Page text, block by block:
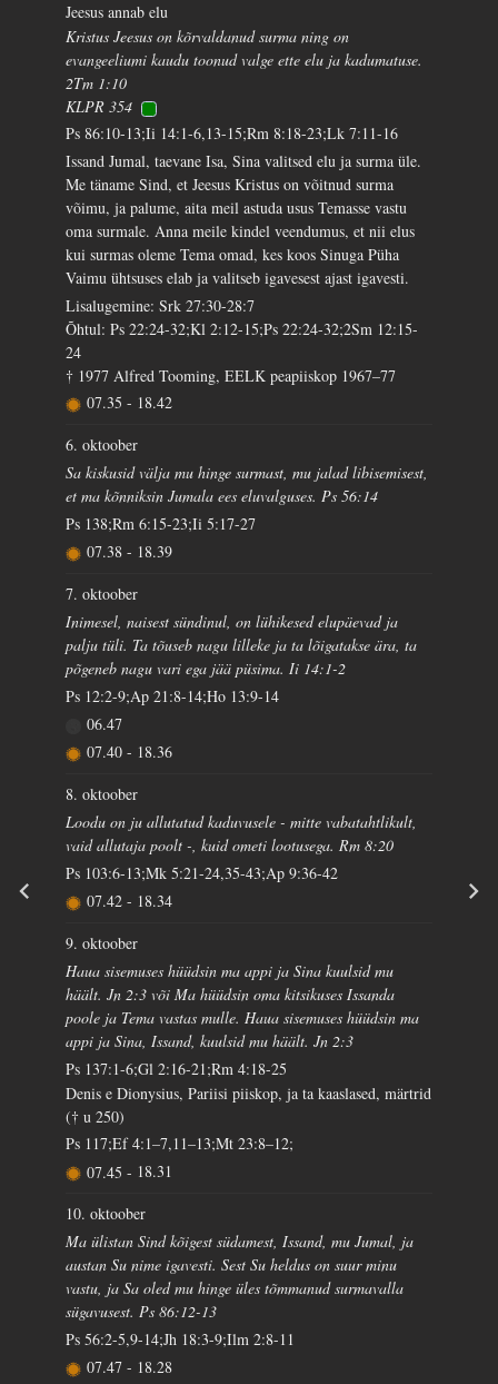
Jeesus annab elu
Kristus Jeesus on kõrvaldanud surma ning on
evangeeliumi kaudu toonud valge ette elu ja kadumatuse.
2Tm 1:10
KLPR 354
Ps 86:10-13;Ii 14:1-6,13-15;Rm 8:18-23;Lk 7:11-16
Issand Jumal, taevane Isa, Sina valitsed elu ja surma üle.
Me täname Sind, et Jeesus Kristus on võitnud surma
võimu, ja palume, aita meil astuda usus Temasse vastu
oma surmale. Anna meile kindel veendumus, et nii elus
kui surmas oleme Tema omad, kes koos Sinuga Püha
Vaimu ühtsuses elab ja valitseb igavesest ajast igavesti.
Lisalugemine: Srk 27:30-28:7
Õhtul: Ps 22:24-32;Kl 2:12-15;Ps 22:24-32;2Sm 12:15-
24
† 1977 Alfred Tooming, EELK peapiiskop 1967–77
07.35 - 18.42
6. oktoober
Sa kiskusid välja mu hinge surmast, mu jalad libisemisest,
et ma kõnniksin Jumala ees eluvalguses. Ps 56:14
Ps 138;Rm 6:15-23;Ii 5:17-27
07.38 - 18.39
7. oktoober
Inimesel, naisest sündinul, on lühikesed elupäevad ja
palju tüli. Ta tõuseb nagu lilleke ja ta lõigatakse ära, ta
põgeneb nagu vari ega jää püsima. Ii 14:1-2
Ps 12:2-9;Ap 21:8-14;Ho 13:9-14
06.47
07.40 - 18.36
8. oktoober
Loodu on ju allutatud kaduvusele - mitte vabatahtlikult,
vaid allutaja poolt -, kuid ometi lootusega. Rm 8:20
Ps 103:6-13;Mk 5:21-24,35-43;Ap 9:36-42
07.42 - 18.34
9. oktoober
Haua sisemuses hüüdsin ma appi ja Sina kuulsid mu
häält. Jn 2:3 või Ma hüüdsin oma kitsikuses Issanda
poole ja Tema vastas mulle. Haua sisemuses hüüdsin ma
appi ja Sina, Issand, kuulsid mu häält. Jn 2:3
Ps 137:1-6;Gl 2:16-21;Rm 4:18-25
Denis e Dionysius, Pariisi piiskop, ja ta kaaslased, märtrid
(† u 250)
Ps 117;Ef 4:1–7,11–13;Mt 23:8–12;
07.45 - 18.31
10. oktoober
Ma ülistan Sind kõigest südamest, Issand, mu Jumal, ja
austan Su nime igavesti. Sest Su heldus on suur minu
vastu, ja Sa oled mu hinge üles tõmmanud surmavalla
sügavusest. Ps 86:12-13
Ps 56:2-5,9-14;Jh 18:3-9;Ilm 2:8-11
07.47 - 18.28